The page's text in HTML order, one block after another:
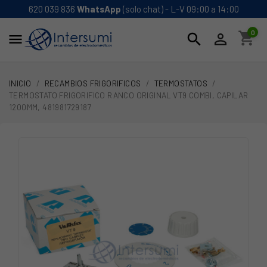
620 039 836 WhatsApp (solo chat) - L-V 09:00 a 14:00
 search  shopping_cart
0
INICIO RECAMBIOS FRIGORIFICOS
TERMOSTATOS
TERMOSTATO FRIGORIFICO RANCO ORIGINAL VT9 COMBI, CAPILAR
1200MM, 481981729187